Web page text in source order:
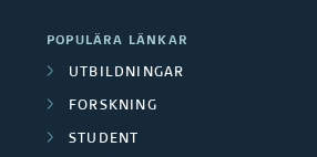
POPULÄRA LÄNKAR
UTBILDNINGAR
FORSKNING
STUDENT